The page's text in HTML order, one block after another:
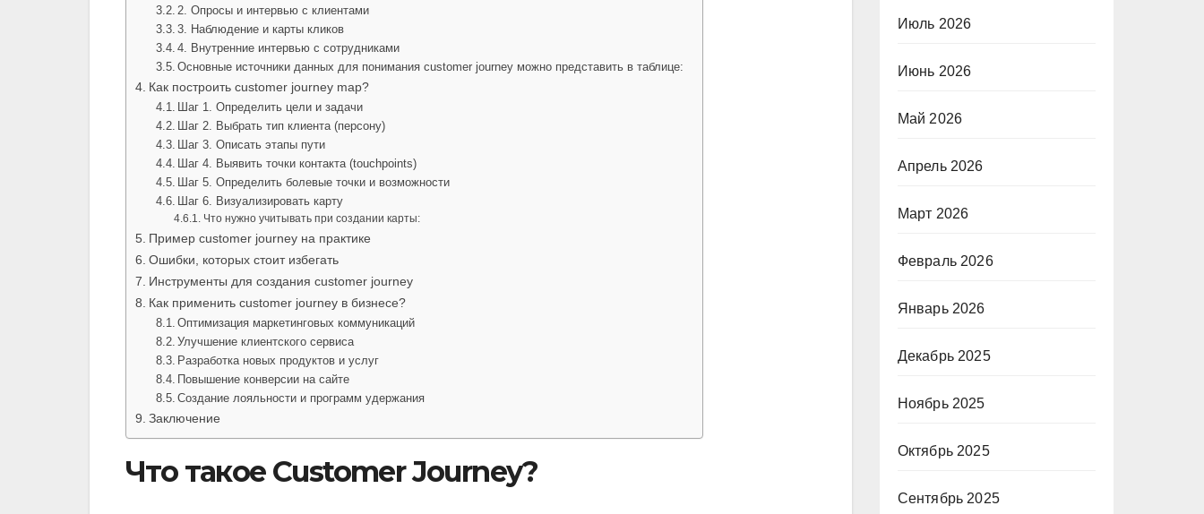
2. Опросы и интервью с клиентами
3. Наблюдение и карты кликов
4. Внутренние интервью с сотрудниками
Основные источники данных для понимания customer journey можно представить в таблице:
Как построить customer journey map?
Шаг 1. Определить цели и задачи
Шаг 2. Выбрать тип клиента (персону)
Шаг 3. Описать этапы пути
Шаг 4. Выявить точки контакта (touchpoints)
Шаг 5. Определить болевые точки и возможности
Шаг 6. Визуализировать карту
Что нужно учитывать при создании карты:
Пример customer journey на практике
Ошибки, которых стоит избегать
Инструменты для создания customer journey
Как применить customer journey в бизнесе?
Оптимизация маркетинговых коммуникаций
Улучшение клиентского сервиса
Разработка новых продуктов и услуг
Повышение конверсии на сайте
Создание лояльности и программ удержания
Заключение
Что такое Customer Journey?
Июль 2026
Июнь 2026
Май 2026
Апрель 2026
Март 2026
Февраль 2026
Январь 2026
Декабрь 2025
Ноябрь 2025
Октябрь 2025
Сентябрь 2025